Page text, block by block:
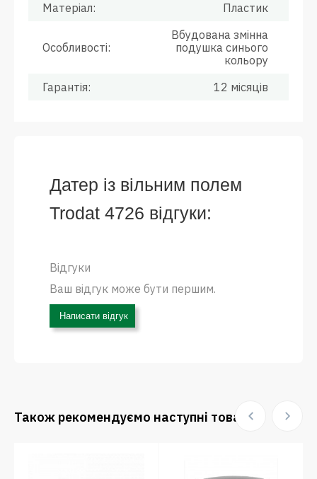
Матеріал: Пластик
Особливості:
Вбудована змінна
подушка синього
кольору
Гарантія:
12 місяців
Датер із вільним полем
Trodat 4726 відгуки:
Відгуки
Ваш відгук може бути першим.
Написати відгук
Також рекомендуємо наступні товари: